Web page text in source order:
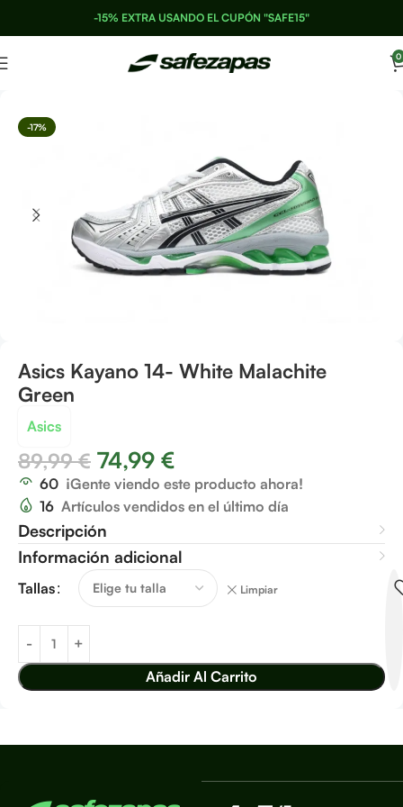
-15% EXTRA USANDO EL CUPÓN "SAFE15"
0
-17%
Asics Kayano 14- White Malachite
Green
Asics
89,99€ 74,99 €
60 ¡Gente viendo este producto ahora!
16 Artículos vendidos en el último día
Descripción
Información adicional
Tallas Limpiar
Añadir Al Carrito